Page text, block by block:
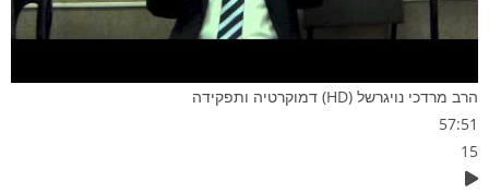
הרב מרדכי נויגרשל (HD) דמוקרטיה ותפקידה
57:51
15